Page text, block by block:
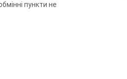
пункти не